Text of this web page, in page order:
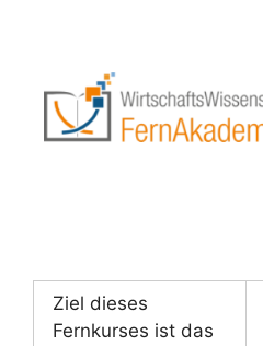
Ziel dieses
Fernkurses ist das